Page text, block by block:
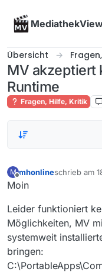
Übersicht
MV akzeptiert
Runtime
Fragen, Hilfe, Kritik
M
Offline
mhonlineschrieb am
zuletzt
Moin
Leider funktioniert
Möglichkeiten, MV
systemweit
bringen: